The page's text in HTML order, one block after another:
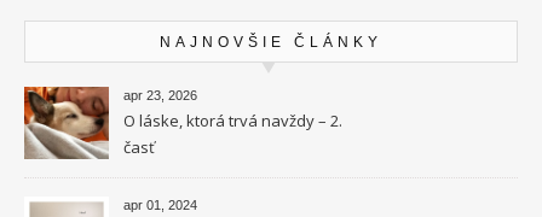
NAJNOVŠIE ČLÁNKY
apr 23, 2026
O láske, ktorá trvá navždy – 2.
časť
apr 01, 2024